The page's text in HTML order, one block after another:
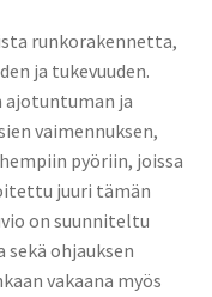
runkorakennetta,
ja tukevuuden.
ajotuntuman ja
vaimennuksen,
pyöriin, joissa
juuri tämän
on suunniteltu
ohjauksen
vakaana myös